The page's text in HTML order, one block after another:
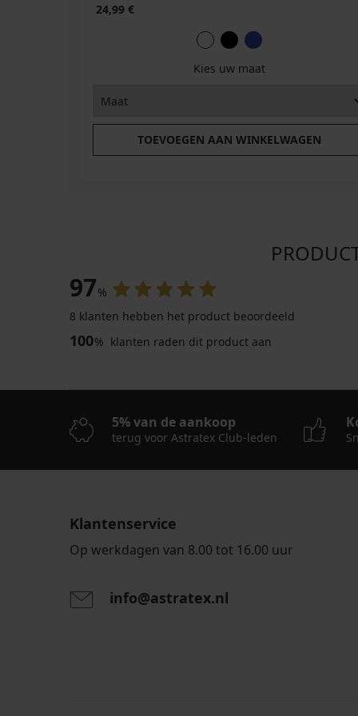
24,99 €
Kies uw maat
TOEVOEGEN AAN WINKELWAGEN
97%
8 klanten hebben het product beoordeeld
100% klanten raden dit product aan
5% van de aankoop
terug voor Astratex Club-leden
Klantenservice
Op werkdagen van 8.00 tot 16.00 uur
info@astratex.nl